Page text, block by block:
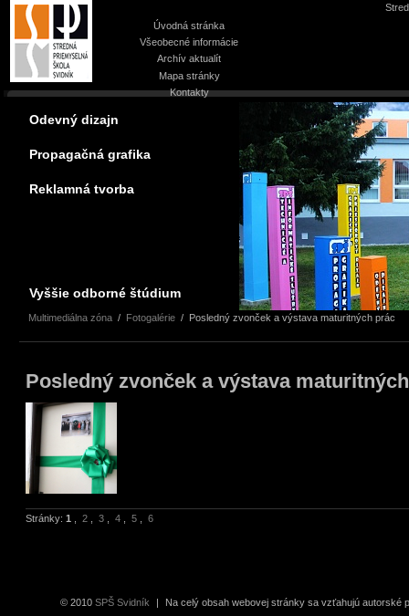
Úvodná stránka
Všeobecné informácie
Archív aktualít
Mapa stránky
Kontakty
Odevný dizajn
Propagačná grafika
Reklamná tvorba
Vyššie odborné štúdium
Multimediálna zóna / Fotogalérie / Posledný zvonček a výstava maturitných prác
Posledný zvonček a výstava
Stránky: 1 2 3 4 5 6
© 2010 SPŠ Svidník | Na celý obsah webovej stránky sa vzťahujú autorské